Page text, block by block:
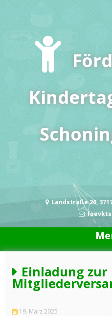
Landstraße 26,
Einladung zur
19. März 2025